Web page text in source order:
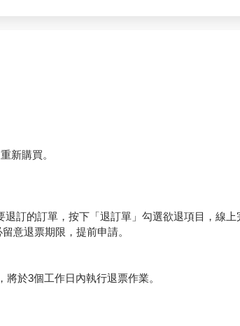
新購買。
訂的訂單，按下「退訂單」勾選欲退項目，線上
意退票期限，提前申請。
於3個工作日內執行退票作業。